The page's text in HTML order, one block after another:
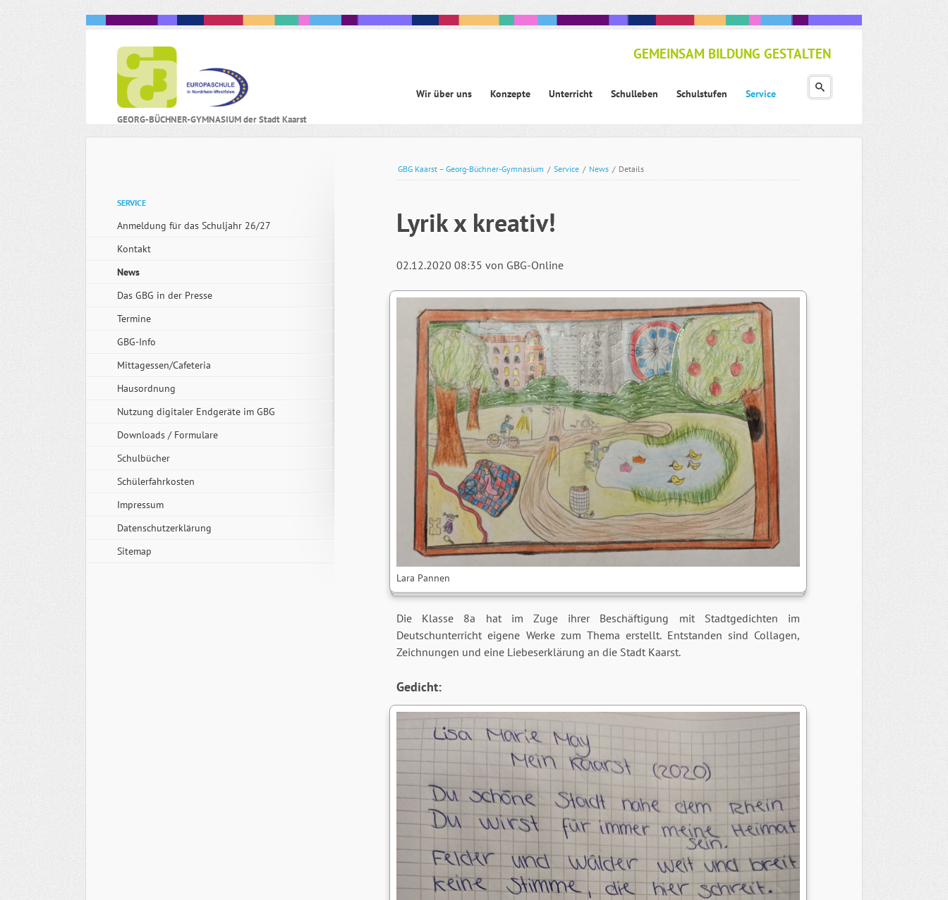
GEORG-BÜCHNER-GYMNASIUM der Stadt Kaarst
Navigation
Wir über uns Konzepte Unterricht Schulleben Schulstufen Service
Navigation
GEMEINSAM BILDUNG GESTALTEN
GBG Kaarst – Georg-Büchner-Gymnasium / Service / News / Details
Lyrik x kreativ!
02.12.2020 08:35 von GBG-Online
Lara Pannen
Die Klasse 8a hat im Zuge ihrer Beschäftigung mit Stadtgedichten im
Deutschunterricht eigene Werke zum Thema erstellt. Entstanden sind Collagen,
Zeichnungen und eine Liebeserklärung an die Stadt Kaarst.
Gedicht:
Navigation
SERVICE
Anmeldung für das Schuljahr 26/27
Kontakt
News
Das GBG in der Presse
Termine
GBG-Info
Mittagessen/Cafeteria
Hausordnung
Nutzung digitaler Endgeräte im GBG
Downloads / Formulare
Schulbücher
Schülerfahrkosten
Impressum
Datenschutzerklärung
Sitemap